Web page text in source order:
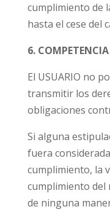
cumplimiento de
hasta el cese del
6. COMPETENCIA
El USUARIO no
transmitir los
obligaciones
Si alguna
fuera
cumplimiento, la
cumplimiento del
de ninguna